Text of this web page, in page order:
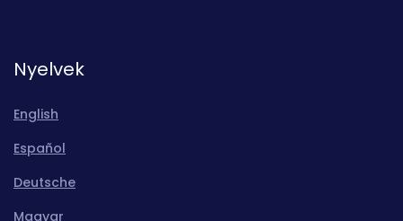
Nyelvek
English
Español
Deutsche
Magyar